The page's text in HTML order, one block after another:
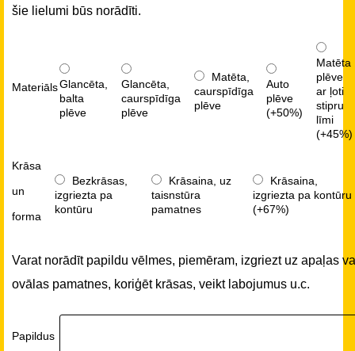
šie lielumi būs norādīti.
MateriālsGlancēta,
balta
plēve
Glancēta,
caurspīdīga
plēve
Matēta,
caurspīdīga
plēve
Auto
plēve
(+50%)
Matēta
plēve
ar ļoti
stipru
līmi
(+45%)
Krāsa
un
forma
Bezkrāsas,
izgriezta pa
kontūru
Krāsaina, uz
taisnstūra
pamatnes
Krāsaina,
izgriezta pa kontūru
(+67%)
Varat norādīt papildu vēlmes, piemēram, izgriezt uz apaļas
ovālas pamatnes, koriģēt krāsas, veikt labojumus u.c.
Papildus